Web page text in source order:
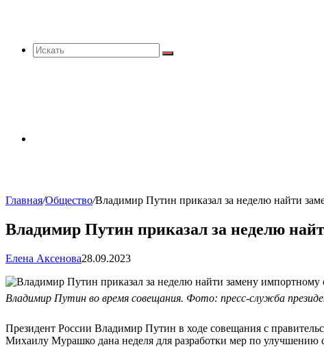
Искать
Главная/Общество/Владимир Путин приказал за неделю найти
Владимир Путин приказал за неделю
Елена Аксенова28.09.2023
Владимир Путин во время совещания. Фото: пресс-служба
Президент России Владимир Путин в ходе совещания с
Михаилу Мурашко дана неделя для разработки мер по улучшению